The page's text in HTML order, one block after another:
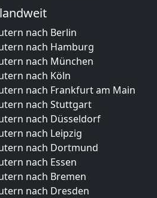
nach Berlin
nach Hamburg
nach München
nach Köln
nach Frankfurt am Main
nach Stuttgart
nach Düsseldorf
nach Leipzig
nach Dortmund
nach Essen
nach Bremen
nach Dresden